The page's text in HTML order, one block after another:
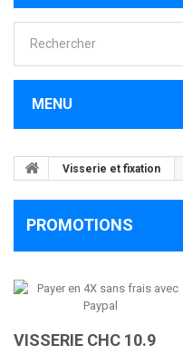
MENU
Visserie et fixation
PROMOTIONS
VISSERIE CHC 10.9